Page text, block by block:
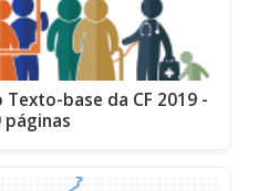
Texto-base da CF 2019 -
páginas